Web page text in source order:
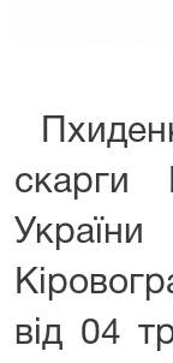
скарги
від 04